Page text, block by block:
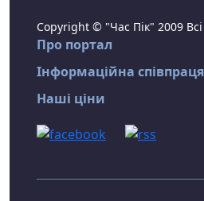
Copyright © "Час Пік" 2009
Про портал
Інформаційна співпраця
Наші ціни